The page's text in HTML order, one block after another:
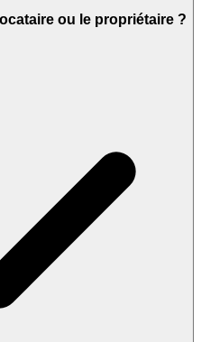
ou le propriétaire ?